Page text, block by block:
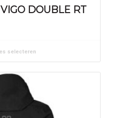
DOUBLE RT
selecteren